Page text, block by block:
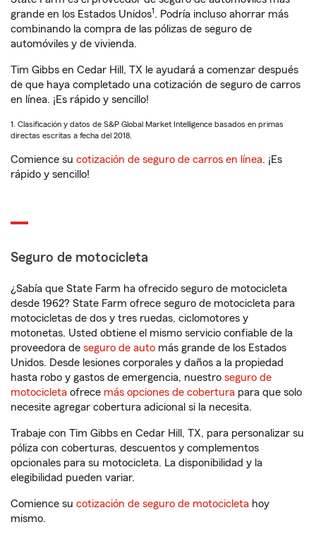
grande en los Estados Unidos1. Podría incluso ahorrar más
combinando la compra de las pólizas de seguro de
automóviles y de vivienda.
Tim Gibbs en Cedar Hill, TX le ayudará a comenzar después
de que haya completado una cotización de seguro de carros
en línea. ¡Es rápido y sencillo!
1. Clasificación y datos de S&P Global Market Intelligence basados en primas
directas escritas a fecha del 2018.
Comience su cotización de seguro de carros en línea. ¡Es
rápido y sencillo!
Seguro de motocicleta
¿Sabía que State Farm ha ofrecido seguro de motocicleta
desde 1962? State Farm ofrece seguro de motocicleta para
motocicletas de dos y tres ruedas, ciclomotores y
motonetas. Usted obtiene el mismo servicio confiable de la
proveedora de seguro de auto más grande de los Estados
Unidos. Desde lesiones corporales y daños a la propiedad
hasta robo y gastos de emergencia, nuestro seguro de
motocicleta ofrece más opciones de cobertura para que solo
necesite agregar cobertura adicional si la necesita.
Trabaje con Tim Gibbs en Cedar Hill, TX, para personalizar su
póliza con coberturas, descuentos y complementos
opcionales para su motocicleta. La disponibilidad y la
elegibilidad pueden variar.
Comience su cotización de seguro de motocicleta hoy
mismo.